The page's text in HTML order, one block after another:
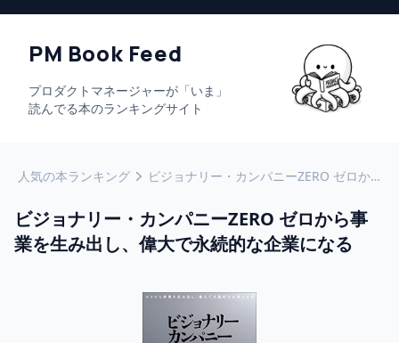
PM Book Feed
プロダクトマネージャーが「いま」
読んでる本のランキングサイト
人気の本ランキング ビジョナリー・カンパニーZERO ゼロから事業を生み出し、偉大で永続的な企業になる
ビジョナリー・カンパニーZERO ゼロから事
業を生み出し、偉大で永続的な企業になる